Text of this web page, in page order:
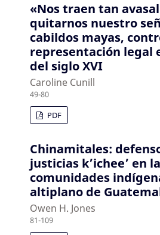
«Nos traen tan
quitarnos nuestro
cabildos mayas,
representación legal
del siglo XVI
Caroline Cunill
49-80
PDF
Chinamitales:
justicias k’ichee’ en
comunidades
altiplano de
Owen H. Jones
81-109